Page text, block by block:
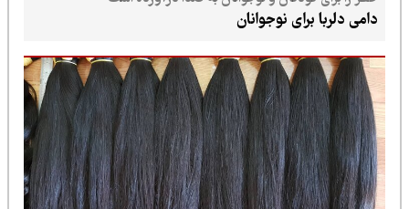
دامی دلربا برای نوجوانان